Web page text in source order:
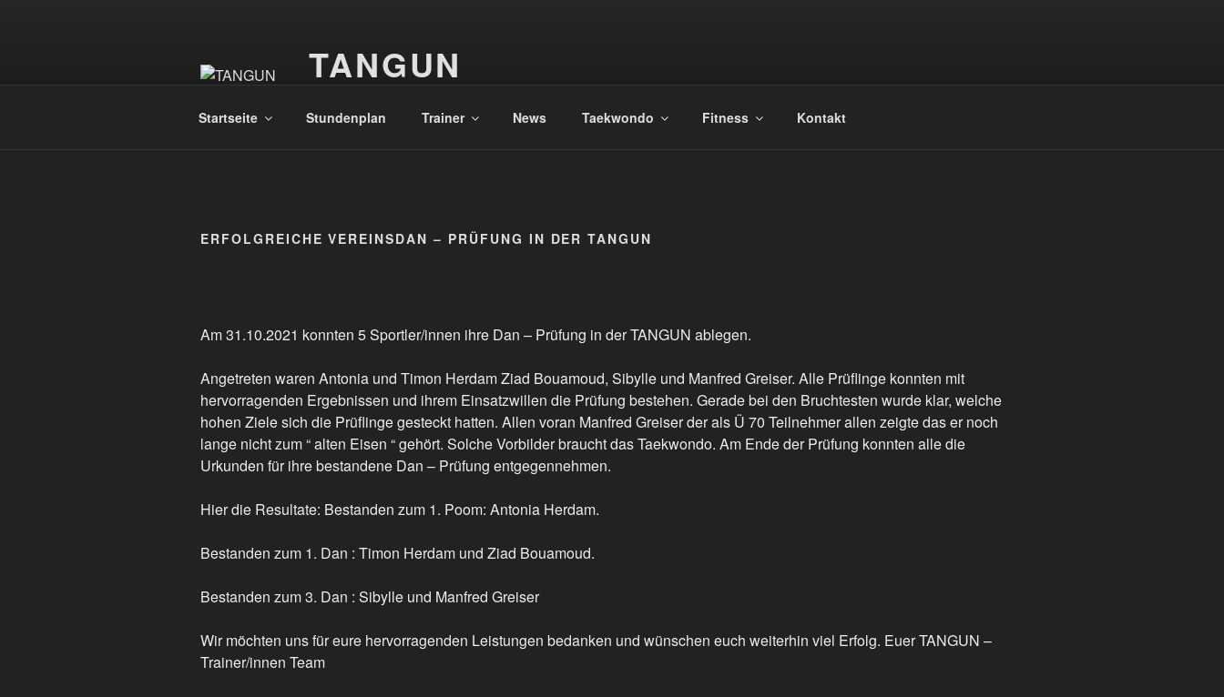
TANGUN
Startseite Stundenplan Trainer News Taekwondo Fitness Kontakt
ERFOLGREICHE VEREINSDAN – PRÜFUNG IN DER TANGUN
Am 31.10.2021 konnten 5 Sportler/innen ihre Dan – Prüfung in der TANGUN ablegen.
Angetreten waren Antonia und Timon Herdam Ziad Bouamoud, Sibylle und Manfred Greiser. Alle Prüflinge konnten mit
hervorragenden Ergebnissen und ihrem Einsatzwillen die Prüfung bestehen. Gerade bei den Bruchtesten wurde klar, welche
hohen Ziele sich die Prüflinge gesteckt hatten. Allen voran Manfred Greiser der als Ü 70 Teilnehmer allen zeigte das er noch
lange nicht zum “ alten Eisen “ gehört. Solche Vorbilder braucht das Taekwondo. Am Ende der Prüfung konnten alle die
Urkunden für ihre bestandene Dan – Prüfung entgegennehmen.
Hier die Resultate: Bestanden zum 1. Poom: Antonia Herdam.
Bestanden zum 1. Dan : Timon Herdam und Ziad Bouamoud.
Bestanden zum 3. Dan : Sibylle und Manfred Greiser
Wir möchten uns für eure hervorragenden Leistungen bedanken und wünschen euch weiterhin viel Erfolg. Euer TANGUN –
Trainer/innen Team